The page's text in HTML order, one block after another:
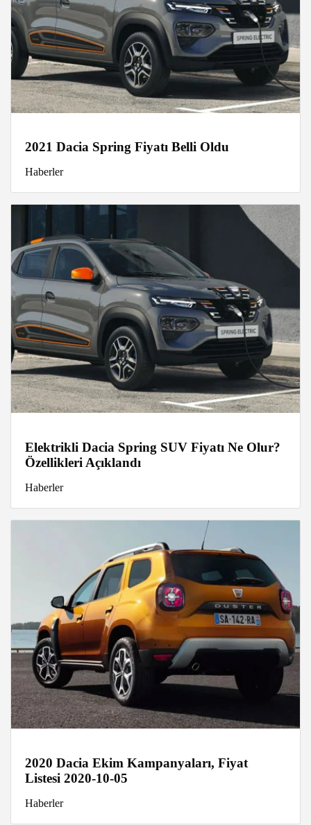
2021 Dacia Spring Fiyatı Belli Oldu
Haberler
Elektrikli Dacia Spring SUV Fiyatı Ne Olur?
Özellikleri Açıklandı
Haberler
2020 Dacia Ekim Kampanyaları, Fiyat
Listesi 2020-10-05
Haberler